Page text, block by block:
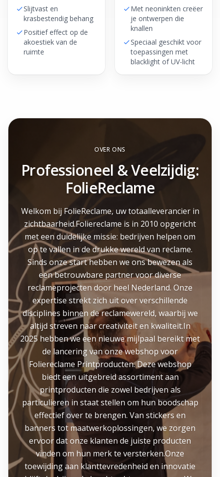
Slijtvast en
krasbestendig behang
Positief effect op de
akoestiek van de
ruimte
Met neoninkten creëer
je ontwerpen die
knallen
Speciaal geschikt voor
toepassingen met
blacklight of UV-licht
OVER ONS
Professioneel & Veelzijdig:
FolieReclame
Welkom bij FolieReclame, uw totaalleverancier in
zichtbaarheid.Foliereclame is in 2010 opgericht
met een duidelijke missie: bedrijven helpen om
op te vallen in de drukke wereld van reclame.
Sinds onze start hebben we ons bewezen als
een betrouwbare partner voor diverse
reclameprojecten door heel Nederland. Onze
expertise strekt zich uit over verschillende
disciplines binnen de reclamewereld, waarbij we
altijd streven naar creativiteit en kwaliteit.In
2025 hebben we een nieuwe mijlpaal bereikt met
de lancering van onze webshop voor
Foliereclame Printproducten. Deze webshop
biedt een uitgebreid assortiment aan
printproducten die zowel bedrijven als
particulieren in staat stellen om hun boodschap
effectief over te brengen. Van stickers en
banners tot maatwerkoplossingen, we zorgen
ervoor dat onze klanten de juiste producten
vinden om hun merk te versterken.Onze
toewijding aan klanttevredenheid en innovatie